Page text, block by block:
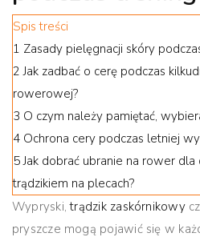
Spis treści
1 Zasady pielęgnacji skóry
2 Jak zadbać o cerę podczas
rowerowej?
3 O czym należy pamiętać,
4 Ochrona cery podczas letniej
5 Jak dobrać ubranie na rower
trądzikiem na plecach?
Wypryski,trądzik zaskórnikowy
pryszcze mogą pojawić się w